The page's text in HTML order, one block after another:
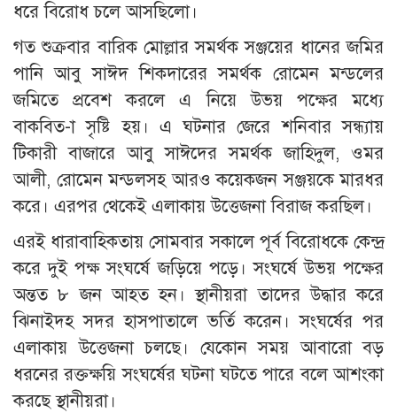
ধরে বিরোধ চলে আসছিলো।
গত শুক্রবার বারিক মোল্লার সমর্থক সঞ্জয়ের ধানের জমির
পানি আবু সাঈদ শিকদারের সমর্থক রোমেন মন্ডলের
জমিতে প্রবেশ করলে এ নিয়ে উভয় পক্ষের মধ্যে
বাকবিত-া সৃষ্টি হয়। এ ঘটনার জেরে শনিবার সন্ধ্যায়
টিকারী বাজারে আবু সাঈদের সমর্থক জাহিদুল, ওমর
আলী, রোমেন মন্ডলসহ আরও কয়েকজন সঞ্জয়কে মারধর
করে। এরপর থেকেই এলাকায় উত্তেজনা বিরাজ করছিল।
এরই ধারাবাহিকতায় সোমবার সকালে পূর্ব বিরোধকে কেন্দ্র
করে দুই পক্ষ সংঘর্ষে জড়িয়ে পড়ে। সংঘর্ষে উভয় পক্ষের
অন্তত ৮ জন আহত হন। স্থানীয়রা তাদের উদ্ধার করে
ঝিনাইদহ সদর হাসপাতালে ভর্তি করেন। সংঘর্ষের পর
এলাকায় উত্তেজনা চলছে। যেকোন সময় আবারো বড়
ধরনের রক্তক্ষয়ি সংঘর্ষের ঘটনা ঘটতে পারে বলে আশংকা
করছে স্থানীয়রা।